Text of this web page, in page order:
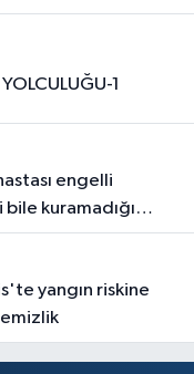
Ziyaret ve
1
bile kuramadığı
döktüğü gözyaşı